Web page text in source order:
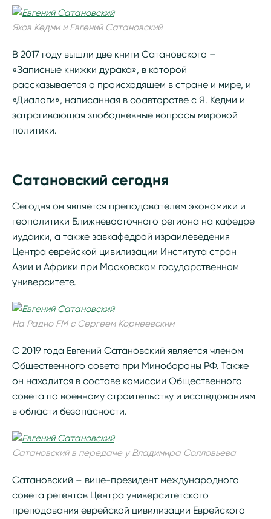
Яков Кедми и Евгений Сатановский
В 2017 году вышли две книги Сатановского –
«Записные книжки дурака», в которой
рассказывается о происходящем в стране и мире, и
«Диалоги», написанная в соавторстве с Я. Кедми и
затрагивающая злободневные вопросы мировой
политики.
Сатановский сегодня
Сегодня он является преподавателем экономики и
геополитики Ближневосточного региона на кафедре
иудаики, а также завкафедрой израилеведения
Центра еврейской цивилизации Института стран
Азии и Африки при Московском государственном
университете.
На Радио FM с Сергеем Корнеевским
С 2019 года Евгений Сатановский является членом
Общественного совета при Минобороны РФ. Также
он находится в составе комиссии Общественного
совета по военному строительству и исследованиям
в области безопасности.
Сатановский в передаче у Владимира Солловьева
Сатановский – вице-президент международного
совета регентов Центра университетского
преподавания еврейской цивилизации Еврейского